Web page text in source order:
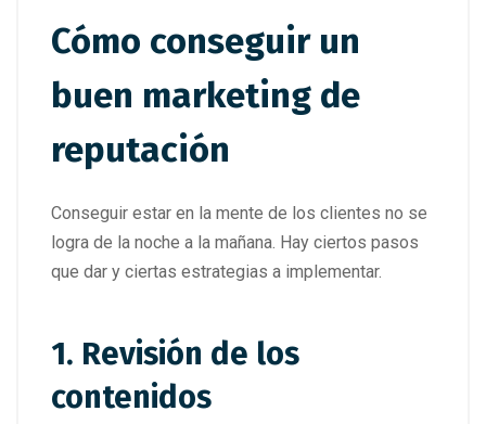
Cómo conseguir un
buen marketing de
reputación
Conseguir estar en la mente de los clientes no se
logra de la noche a la mañana. Hay ciertos pasos
que dar y ciertas estrategias a implementar.
1. Revisión de los
contenidos